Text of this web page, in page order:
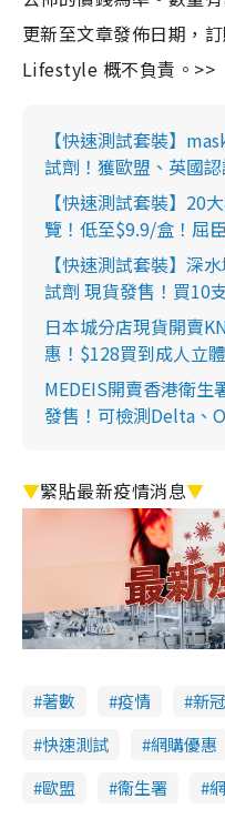
更新至文章發佈日期，
Lifestyle 概不負責。>>
【快速測試套裝】
試劑！獲歐盟、英國
【快速測試套裝】20
覽！低至$9.9/盒！屈
【快速測試套裝】深
試劑 現貨發售！買10
日本城分店現貨開賣
惠！$128買到成人立
MEDEIS開賣香港衛
發售！可檢測Delta、
▼緊貼最新疫情消息▼
著數 疫情 新
快速測試
網購優惠
歐盟
衞生署